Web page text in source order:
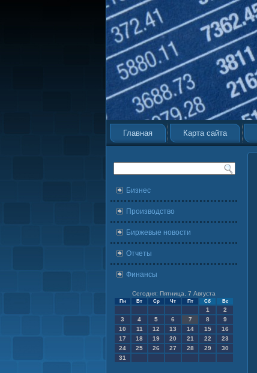
Главная Карта сайта
Бизнес
Производство
Биржевые новости
Отчеты
Финансы
Сегодня: Пятница, 7 Августа
Пн Вт Ср Чт Пт Сб Вс
1
2
3
4 5 6 7 8
9
10
11 12 13 14 15
16
17
18 19 20 21 22
23
24
25 26 27 28 29
30
31